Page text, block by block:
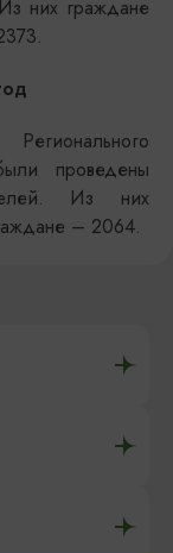
них граждане
проведены
Из них
– 2064.